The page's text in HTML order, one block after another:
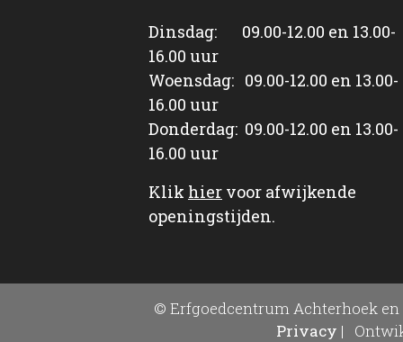
Dinsdag: 09.00-12.00 en 13.00-
16.00 uur
Woensdag: 09.00-12.00 en 13.00-
16.00 uur
Donderdag: 09.00-12.00 en 13.00-
16.00 uur
Klik hier voor afwijkende
openingstijden.
© Erfgoedcentrum Achterhoek en
Privacy |